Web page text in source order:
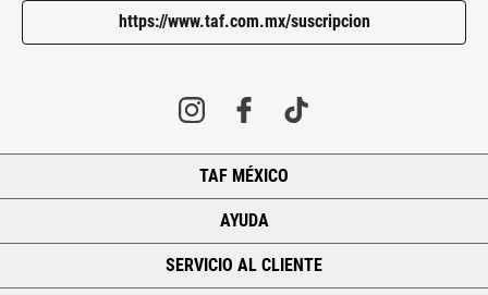
https://www.taf.com.mx/suscripcion
TAF MÉXICO
AYUDA
SERVICIO AL CLIENTE